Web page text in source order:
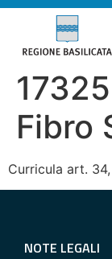
Fibro
Curricula art.
NOTE LEGALI